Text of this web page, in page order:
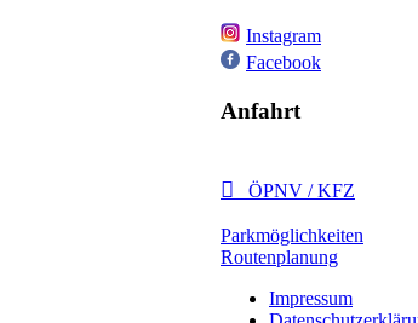
Instagram
Facebook
Anfahrt
 ÖPNV / KFZ
Parkmöglichkeiten
Routenplanung
Impressum